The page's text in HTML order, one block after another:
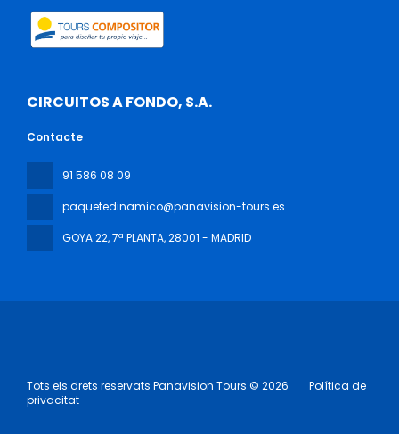
CIRCUITOS A FONDO, S.A.
Contacte
91 586 08 09
paquetedinamico@panavision-tours.es
GOYA 22, 7ª PLANTA, 28001 - MADRID
Tots els drets reservats Panavision Tours © 2026
Política de
privacitat